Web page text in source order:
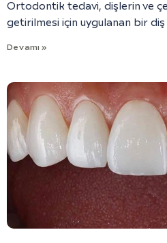
Ortodontik tedavi, dişlerin ve
getirilmesi için uygulanan bir
Devamı »